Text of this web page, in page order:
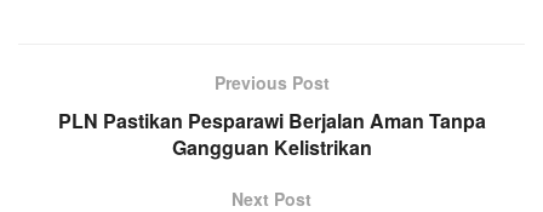
Previous Post
PLN Pastikan Pesparawi Berjalan Aman Tanpa
Gangguan Kelistrikan
Next Post